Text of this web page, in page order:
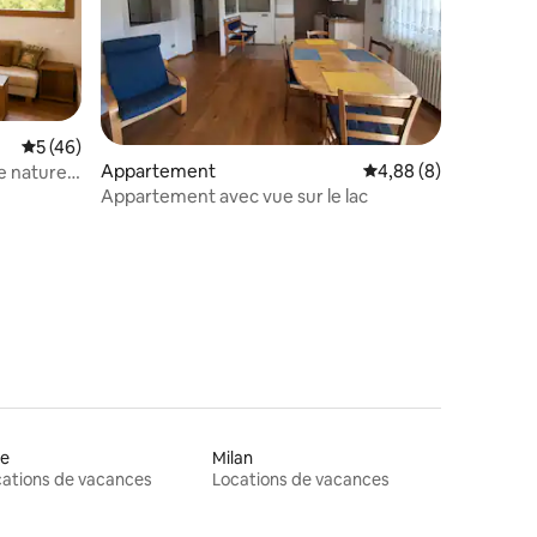
: 5 sur 5
Évaluation moyenne sur la base de 46 commentaires : 5 sur 5
5 (46)
nature
Appartement Évaluation moyenne
4,88 (8)
Appartement avec vue sur le lac
de vacances
Milan
Locations de vacances